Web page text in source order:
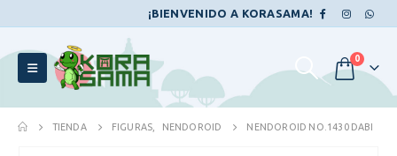
¡BIENVENIDO A KORASAMA!
0
TIENDA FIGURAS NENDOROID NENDOROID NO.1430 DABI